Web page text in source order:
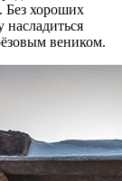
Без хороших
насладиться
веником.